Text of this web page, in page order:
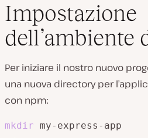
Impostazione
dell’ambiente
Per iniziare il nostro nuovo
una nuova directory per
con npm:
mkdir